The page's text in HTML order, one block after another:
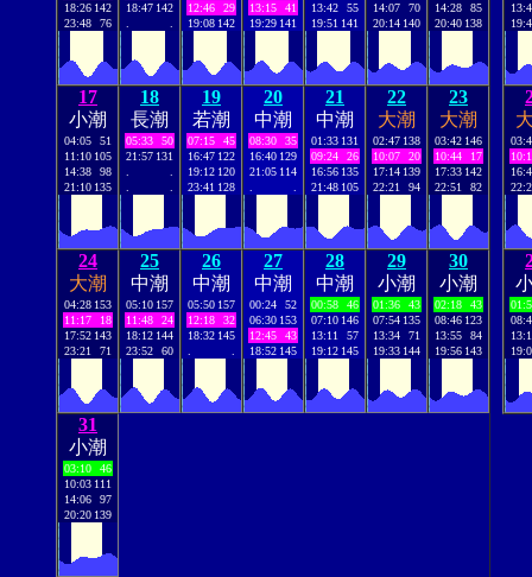
18:26 142
23:48
76
18:47 142
12:46
29
19:08 142
13:15
41
19:29 141
13:42
55
19:51 141
14:07
70
20:14 140
14:28
85
20:40 138
17
小潮
04:05
51
11:10 105
14:38
98
21:10 135
18
長潮
05:33
50
21:57 131
19
若潮
07:15
45
16:47 122
19:12 120
23:41 128
20
中潮
08:30
35
16:40 129
21:05 114
21
中潮
01:33 131
09:24
26
16:56 135
21:48 105
22
大潮
02:47 138
10:07
20
17:14 139
22:21
94
23
大潮
03:42 146
10:44
17
17:33 142
22:51
82
24
大潮
04:28 153
11:17
18
17:52 143
23:21
71
25
中潮
05:10 157
11:48
24
18:12 144
23:52
60
26
中潮
05:50 157
12:18
32
18:32 145
27
中潮
00:24
52
06:30 153
12:45
43
18:52 145
28
中潮
00:58
46
07:10 146
13:11
57
19:12 145
29
小潮
01:36
43
07:54 135
13:34
71
19:33 144
30
小潮
02:18
43
08:46 123
13:55
84
19:56 143
31
小潮
03:10
46
10:03 111
14:06
97
20:20 139